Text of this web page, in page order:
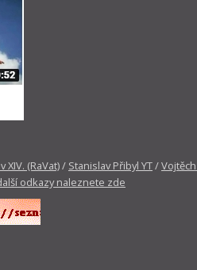
XIV. (RaVat)/ Stanislav Přibyl YT/
odkazy naleznete zde